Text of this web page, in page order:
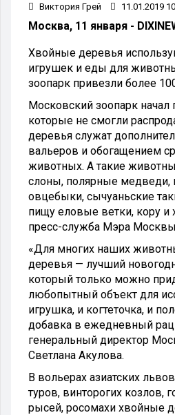
Виктория Грей 11.01.2019
Москва, 11 января -
Хвойные деревья
игрушек и еды для
зоопарк привезли более
Московский зоопарк начал
которые не смогли
деревья служат
вальеров и обогащением
животных. А такие
слоны, полярные медведи,
овцебыки, сычуаньские
пищу еловые ветки, кору и
пресс-служба Мэра
«Для многих наших
деревья — лучший
который только можно
любопытный объект для
игрушка, и когтеточка, и
добавка в ежедневный
генеральный директор
Светлана Акулова.
В вольерах азиатских
туров, винторогих козлов,
рысей, росомахи хвойные